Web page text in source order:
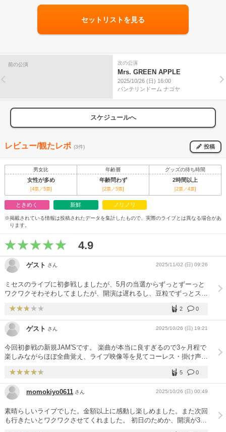
セットリストを見る
前の公演 次の公演
Mrs. GREEN APPLE
2025/10/26 (日) 16:00
バンテリンドーム ナゴヤ
スケジュールへ
レビュー/観たレポ (3件) 投稿
男女比 年齢層 グッズの待ち時間
女性が多め 年齢問わず 2時間以上
[4票／5票] [2票／5票] [2票／4票]
ときめく 新鮮 ノリノリ
※掲載されている情報は投稿されたデータを集計したもので、実際のライブとは異なる場合があ
ります。
4.9
ゲスト さん 2025/11/02 (日) 09:26
ミセスのライブに初参戦しましたが、5月の当選からずっとずーっと
ワクワクそわそわしてましたが、開演は遅れるし、豆粒でずっとスク
もなく残念 次回はringo Jamシート席を絶対絶対絶対ゲットしたいで
す❣機材があり見えにくく… 曲や3人の衣装はとても素晴らしかった
です。 もっとjamシート増やして下さい
0
2
ゲスト さん 2025/10/26 (日) 19:21
今回初参戦の新規JAM'Sです。 楽曲が本当に良すぎるので3ヶ月程で
楽しみながらほぼ全曲覚え、ライブ映像等を見てコーレス・掛け声・
占い師。ありがたい…！ 履修のおかげで全曲バッチリわかり、たく
さん騒いで飛んで笑顔で楽しみ、最後は大号泣・大満足で終わる事が
できました。 チケットが取れればまた行きます！絶対に行きま
も幸せでした(* ᴗ͈ˬᴗ͈)
0
5
momokiyo0611 さん 2025/10/26 (日) 00:49
素晴らしいライブでした。金額以上に感動し楽しめました。また次回
も行きたいとワクワクさせてくれました。 初日のためか、開演が30